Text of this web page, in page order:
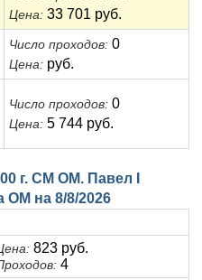
Цена: 33 701 руб.
Число проходов: 0
Цена: руб.
Число проходов: 0
Цена: 5 744 руб.
г. СМ ОМ. Павел I
ОМ на 8/8/2026
823 руб.
4